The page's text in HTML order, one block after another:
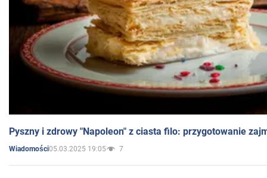
Pyszny i zdrowy "Napoleon" z ciasta filo: przygotowanie
Wiadomości05.03.2025 19:05 7